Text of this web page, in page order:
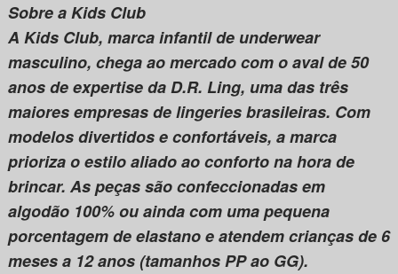
Sobre a Kids Club
A Kids Club, marca infantil de underwear
masculino, chega ao mercado com o aval de 50
anos de expertise da D.R. Ling, uma das três
maiores empresas de lingeries brasileiras. Com
modelos divertidos e confortáveis, a marca
prioriza o estilo aliado ao conforto na hora de
brincar. As peças são confeccionadas em
algodão 100% ou ainda com uma pequena
porcentagem de elastano e atendem crianças de 6
meses a 12 anos (tamanhos PP ao GG).